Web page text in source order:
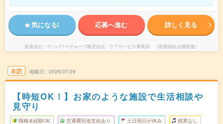
気になる! 応募へ進む 詳しく見る
派遣会社 マンパワーグループ株式会社 ケアサービス事業部 （医療福祉介護関連）
未読 掲載日 2026/07/29
【時短OK！】お家のような施設で生活相談や
見守り
職種未経験OK 交通費別途支給あり 土日祝日が休み 残業なし